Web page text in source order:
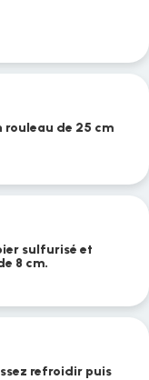
rouleau de 25 cm
sulfurisé et
8 cm.
refroidir puis